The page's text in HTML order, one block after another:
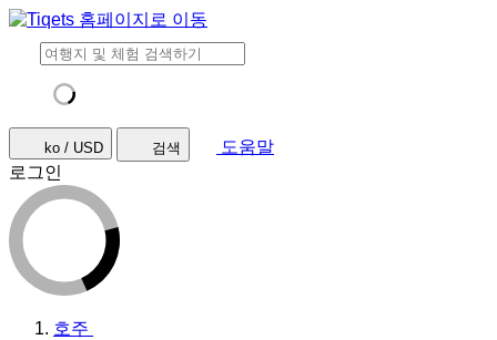
ko / USD 검색
도움말
로그인
호주